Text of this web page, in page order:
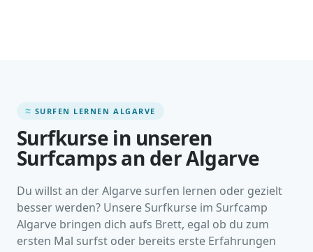
SURFEN LERNEN ALGARVE
Surfkurse in unseren
Surfcamps an der Algarve
Du willst an der Algarve surfen lernen oder gezielt
besser werden? Unsere Surfkurse im Surfcamp
Algarve bringen dich aufs Brett, egal ob du zum
ersten Mal surfst oder bereits erste Erfahrungen